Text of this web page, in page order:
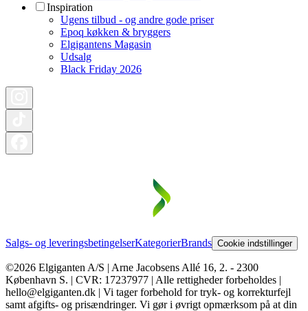
Inspiration
Ugens tilbud - og andre gode priser
Epoq køkken & bryggers
Elgigantens Magasin
Udsalg
Black Friday 2026
Salgs- og leveringsbetingelserKategorierBrands Cookie indstillinger
©2026 Elgiganten A/S | Arne Jacobsens Allé 16, 2. - 2300
København S. | CVR: 17237977 | Alle rettigheder forbeholdes |
hello@elgiganten.dk | Vi tager forbehold for tryk- og korrekturfejl
samt afgifts- og prisændringer. Vi gør i øvrigt opmærksom på at din